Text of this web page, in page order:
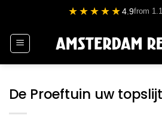
inhoud
★★★★★4.9from
De Proeftuin uw